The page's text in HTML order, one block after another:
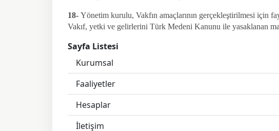
18- Yönetim kurulu, Vakfın amaçlarının gerçekleştirilmesi için
Vakıf, yetki ve gelirlerini Türk Medeni Kanunu ile yasaklanan
Sayfa Listesi
Kurumsal
Faaliyetler
Hesaplar
İletişim